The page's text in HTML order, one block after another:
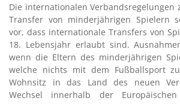
Die internationalen Verbandsregelungen
Transfer von minderjährigen Spielern
vor, dass internationale Transfers von
18. Lebensjahr erlaubt sind.
wenn die Eltern des minderjährigen
welche nichts mit dem Fußballsport
Wohnsitz in das Land des neuen
Wechsel innerhalb der